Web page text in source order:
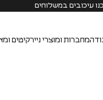
עיכובים במשלוחים
מחברות ומוצרי ניירקיטים